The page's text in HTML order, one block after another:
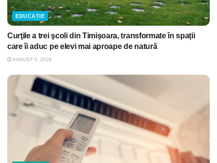
EDUCAȚIE
Curţile a trei şcoli din Timişoara, transformate în spații
care îi aduc pe elevi mai aproape de natură
AUGUST 5, 2026